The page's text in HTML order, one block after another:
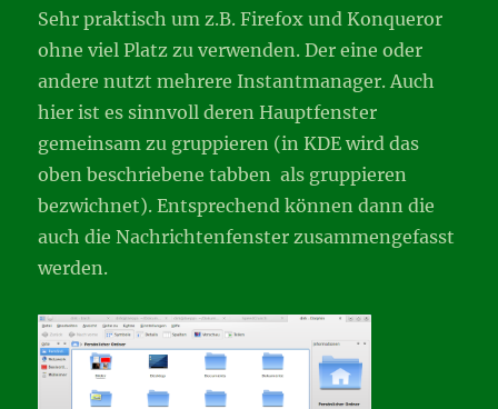
Sehr praktisch um z.B. Firefox und Konqueror
ohne viel Platz zu verwenden. Der eine oder
andere nutzt mehrere Instantmanager. Auch
hier ist es sinnvoll deren Hauptfenster
gemeinsam zu gruppieren (in KDE wird das
oben beschriebene tabben als gruppieren
bezwichnet). Entsprechend können dann die
auch die Nachrichtenfenster zusammengefasst
werden.